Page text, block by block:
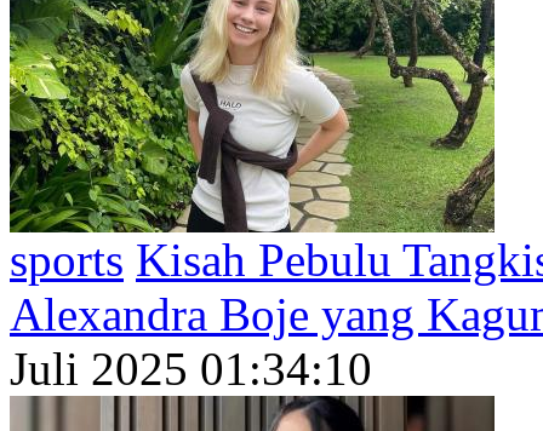
sports Kisah Pebulu
Alexandra Boje yang
Juli 2025 01:34:10